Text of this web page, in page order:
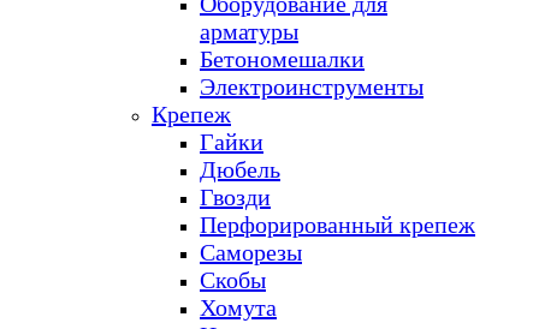
арматуры
Бетономешалки
Электроинструменты
Крепеж
Гайки
Дюбель
Гвозди
Перфорированный крепеж
Саморезы
Скобы
Хомута